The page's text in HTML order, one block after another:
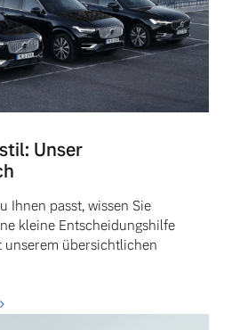
Unser
Ihnen passt, wissen Sie
kleine Entscheidungshilfe
übersichtlichen